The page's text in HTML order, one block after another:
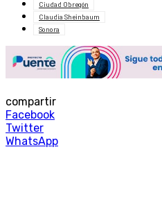
Ciudad Obregón
Claudia Sheinbaum
Sonora
compartir
Facebook
Twitter
WhatsApp